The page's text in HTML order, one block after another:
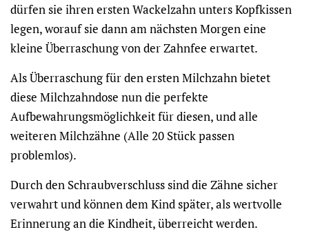
dürfen sie ihren ersten Wackelzahn unters Kopfkissen
legen, worauf sie dann am nächsten Morgen eine
kleine Überraschung von der Zahnfee erwartet.
Als Überraschung für den ersten Milchzahn bietet
diese Milchzahndose nun die perfekte
Aufbewahrungsmöglichkeit für diesen, und alle
weiteren Milchzähne (Alle 20 Stück passen
problemlos).
Durch den Schraubverschluss sind die Zähne sicher
verwahrt und können dem Kind später, als wertvolle
Erinnerung an die Kindheit, überreicht werden.